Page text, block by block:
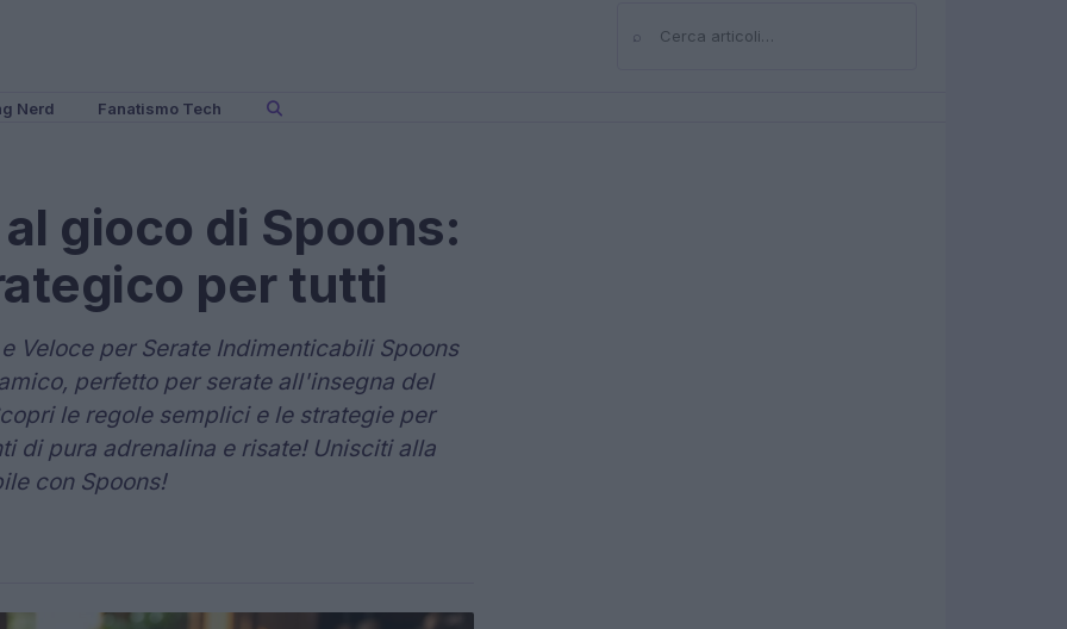
⌕Cerca
Nerd Fanatismo Tech
gioco di Spoons:
per tutti
Veloce per Serate Indimenticabili Spoons
perfetto per serate all'insegna del
le regole semplici e le strategie per
di pura adrenalina e risate! Unisciti alla
con Spoons!